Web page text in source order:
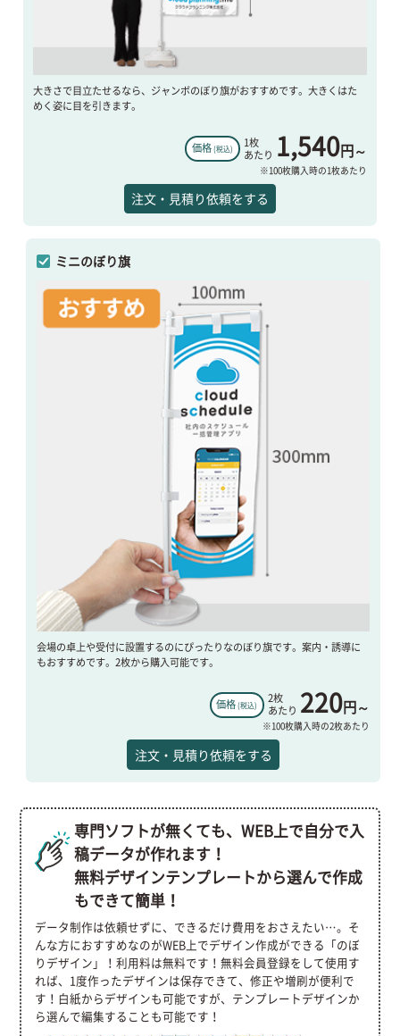
大きさで目立たせるなら、ジャンボのぼり旗がおすすめです。大きくはた
めく姿に目を引きます。
価格(税込)
1枚
あたり 1,540円～
※100枚購入時の1枚あたり
注文・見積り依頼をする
ミニのぼり旗
会場の卓上や受付に設置するのにぴったりなのぼり旗です。案内・誘導に
もおすすめです。2枚から購入可能です。
価格(税込)
2枚
あたり 220円～
※100枚購入時の2枚あたり
注文・見積り依頼をする
専門ソフトが無くても、WEB上で自分で入
稿データが作れます！
無料デザインテンプレートから選んで作成
もできて簡単！
データ制作は依頼せずに、できるだけ費用をおさえたい…。そ
んな方におすすめなのがWEB上でデザイン作成ができる「のぼ
りデザイン」！利用料は無料です！無料会員登録をして使用す
れば、1度作ったデザインは保存できて、修正や増刷が便利で
す！白紙からデザインも可能ですが、テンプレートデザインか
ら選んで編集することも可能です！